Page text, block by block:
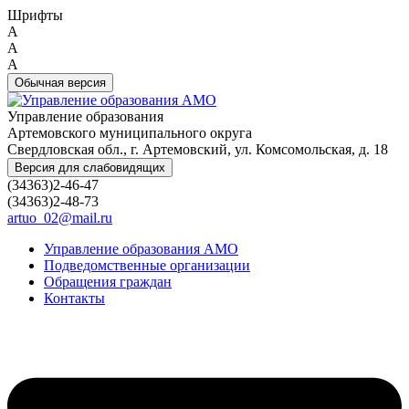
Шрифты
A
A
A
Обычная версия
Управление образования
Артемовского муниципального округа
Свердловская обл., г. Артемовский, ул. Комсомольская, д. 18
Версия для слабовидящих
(34363)2-46-47
(34363)2-48-73
artuo_02@mail.ru
Управление образования АМО
Подведомственные организации
Обращения граждан
Контакты